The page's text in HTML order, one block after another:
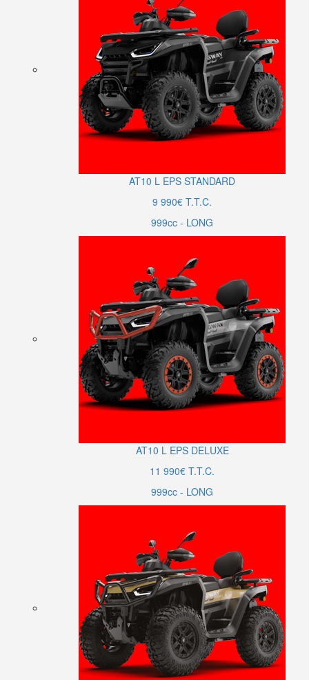
AT10 L EPS STANDARD
9 990€ T.T.C.
999cc - LONG
AT10 L EPS DELUXE
11 990€ T.T.C.
999cc - LONG